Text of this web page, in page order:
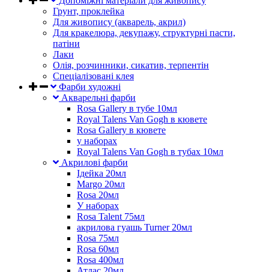
Грунт, проклейка
Для живопису (акварель, акрил)
Для кракелюра, декупажу, структурні пасти,
патіни
Лаки
Олія, розчинники, сикатив, терпентін
Спеціалізовані клея
Фарби художні
Акварельні фарби
Rosa Gallery в тубе 10мл
Royal Talens Van Gogh в кювете
Rosa Gallery в кювете
у наборах
Royal Talens Van Gogh в тубах 10мл
Акрилові фарби
Ідейка 20мл
Margo 20мл
Rosa 20мл
У наборах
Rosa Talent 75мл
акрилова гуашь Turner 20мл
Rosa 75мл
Rosa 60мл
Rosa 400мл